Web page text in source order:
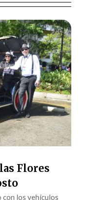
Flores
los vehículos